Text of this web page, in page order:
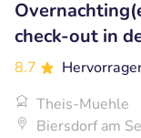
check-out in
8.7
Theis-Muehle
Biersdorf am